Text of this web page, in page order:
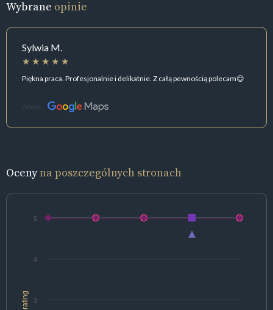
Wybrane opinie
Sylwia M.
Piękna praca. Profesjonalnie i delikatnie. Z całą pewnością polecam😊
Źródło:
Ocenyna poszczególnych stronach
rating 3
4
5